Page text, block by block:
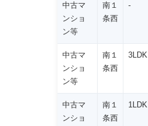
中古マ
ンショ
ン等
南１
条西
-
中古マ
ンショ
ン等
南１
条西
3LDK
中古マ
ンショ
南１
条西
1LDK